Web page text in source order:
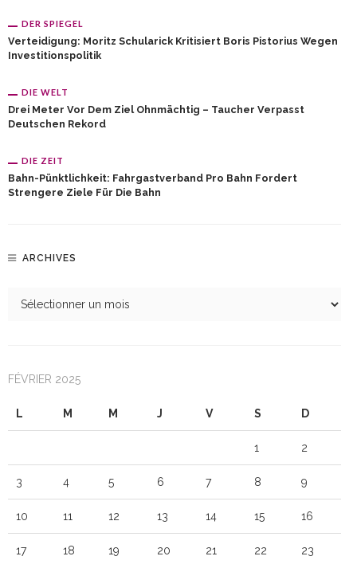
DER SPIEGEL
Verteidigung: Moritz Schularick Kritisiert Boris Pistorius Wegen
Investitionspolitik
DIE WELT
Drei Meter Vor Dem Ziel Ohnmächtig – Taucher Verpasst
Deutschen Rekord
DIE ZEIT
Bahn-Pünktlichkeit: Fahrgastverband Pro Bahn Fordert
Strengere Ziele Für Die Bahn
ARCHIVES
FÉVRIER 2025
L M M J V S D
1 2
3 4 5 6 7 8 9
10 11 12 13 14 15 16
17 18 19 20 21 22 23